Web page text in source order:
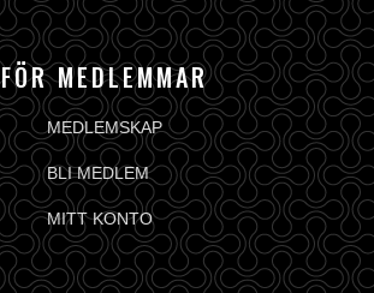
FÖR MEDLEMMAR
MEDLEMSKAP
BLI MEDLEM
MITT KONTO